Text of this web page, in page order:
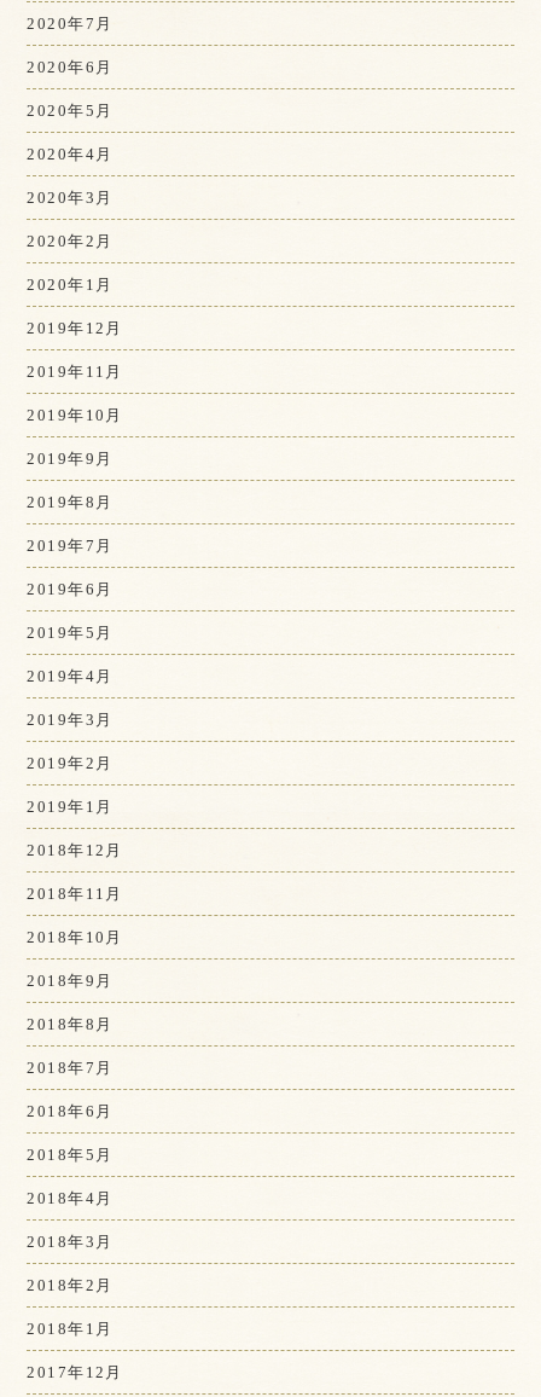
2020年7月
2020年6月
2020年5月
2020年4月
2020年3月
2020年2月
2020年1月
2019年12月
2019年11月
2019年10月
2019年9月
2019年8月
2019年7月
2019年6月
2019年5月
2019年4月
2019年3月
2019年2月
2019年1月
2018年12月
2018年11月
2018年10月
2018年9月
2018年8月
2018年7月
2018年6月
2018年5月
2018年4月
2018年3月
2018年2月
2018年1月
2017年12月